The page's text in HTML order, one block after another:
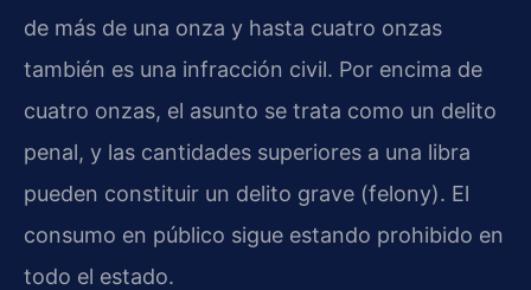
de más de una onza y hasta cuatro onzas
también es una infracción civil. Por encima de
cuatro onzas, el asunto se trata como un delito
penal, y las cantidades superiores a una libra
pueden constituir un delito grave (felony). El
consumo en público sigue estando prohibido en
todo el estado.